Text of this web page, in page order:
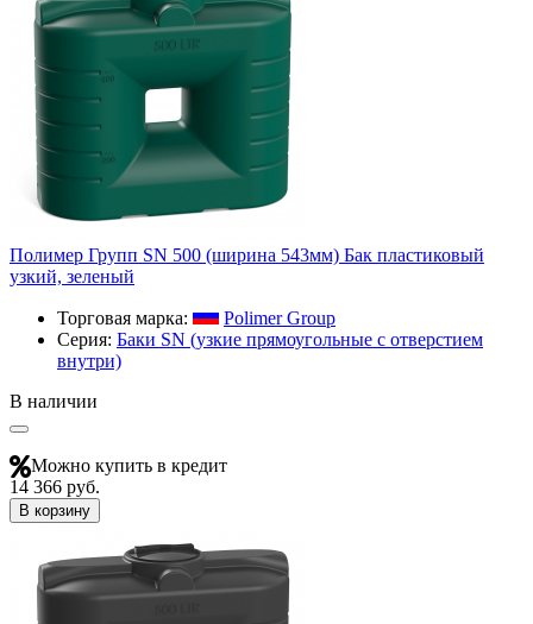
Полимер Групп SN 500 (ширина 543мм) Бак пластиковый
узкий, зеленый
Торговая марка:
Polimer Group
Серия: Баки SN (узкие прямоугольные с отверстием
внутри)
В наличии
Можно купить в кредит
14 366 руб.
В корзину